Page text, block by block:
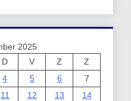
2025
D V Z
Z
4 5 6
7
11 12 13
14